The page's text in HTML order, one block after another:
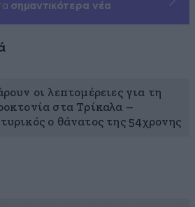
σημαντικότερα νέα
οι λεπτομέρειες για τη
στα Τρίκαλα –
ο θάνατος της 54χρονης